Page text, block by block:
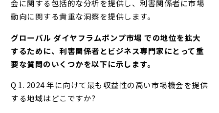
会に関する包括的な分析を提供し、利害関係者に市場
動向に関する貴重な洞察を提供します。
グローバル ダイヤフラムポンプ市場 での地位を拡大
するために、利害関係者とビジネス専門家にとって重
要な質問のいくつかを以下に示します。
Q 1. 2024 年に向けて最も収益性の高い市場機会を提供
する地域はどこですか?